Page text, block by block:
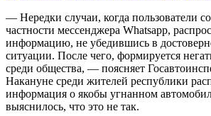
— Нередки случаи, когда пользователи
частности мессенджера Whatsapp,
информацию, не убедившись в
ситуации. После чего, формируется
среди общества, — поясняет
Накануне среди жителей республики
информация о якобы угнанном
выяснилось, что это не так.